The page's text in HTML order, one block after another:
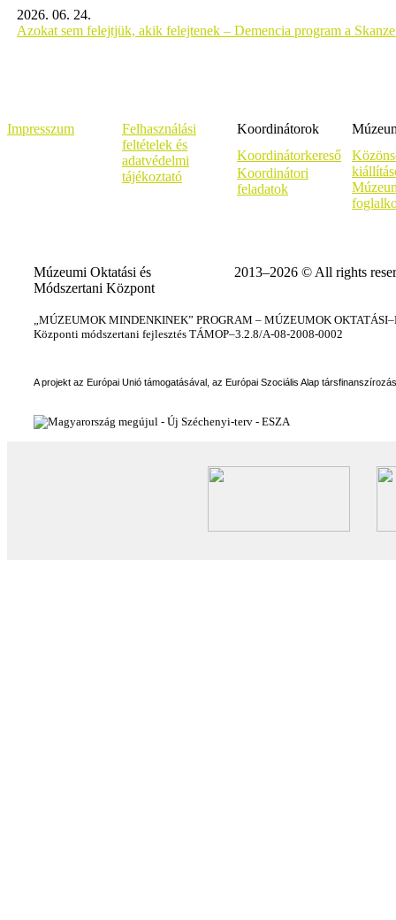
2026. 06. 24.
Azokat sem felejtjük, akik felejtenek – Demencia program a
Impresszum
Felhasználási
feltételek és
adatvédelmi
tájékoztató
Koordinátorok
Koordinátorkereső
Koordinátori
feladatok
Múzeumi Oktatási és
Módszertani Központ
2013–2026 © All rights
„MÚZEUMOK MINDENKINEK” PROGRAM – MÚZEUMOK
Központi módszertani fejlesztés TÁMOP–3.2.8/A-08-2008-0002
A projekt az Európai Unió támogatásával, az Európai Szociális Alap